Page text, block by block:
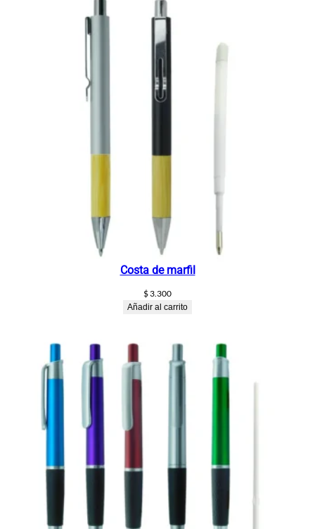
Costa de marfil
$3.300
Añadir al carrito